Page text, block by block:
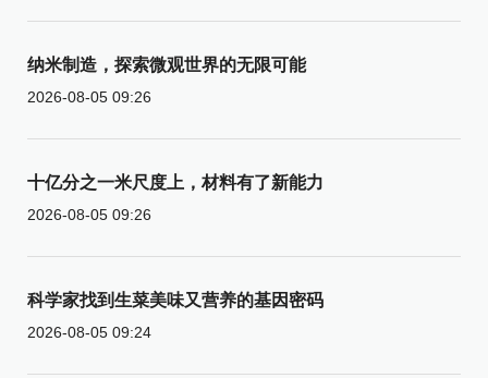
纳米制造，探索微观世界的无限可能
2026-08-05 09:26
十亿分之一米尺度上，材料有了新能力
2026-08-05 09:26
科学家找到生菜美味又营养的基因密码
2026-08-05 09:24